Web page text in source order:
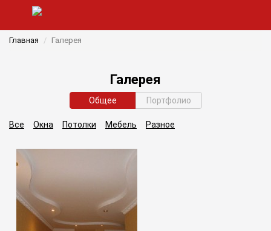
Главная Галерея
Галерея
Общее Портфолио
Все Окна Потолки Мебель Разное